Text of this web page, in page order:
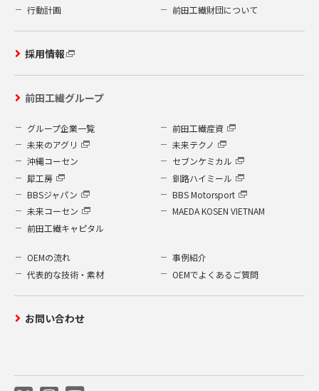
行動計画
前田工繊財団について
採用情報
前田工繊グループ
グループ企業一覧
前田工繊産資
未来のアグリ
未来テクノ
沖縄コーセン
セブンケミカル
犀工房
釧路ハイミール
BBSジャパン
BBS Motorsport
未来コーセン
MAEDA KOSEN VIETNAM
前田工繊キャピタル
OEMの流れ
事例紹介
代表的な技術・素材
OEMでよくあるご質問
お問い合わせ